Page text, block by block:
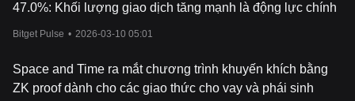
47.0%: Khối lượng giao dịch tăng mạnh là động lực chính
Bitget Pulse • 2026-03-10 05:01
Space and Time ra mắt chương trình khuyến khích bằng
ZK proof dành cho các giao thức cho vay và phái sinh